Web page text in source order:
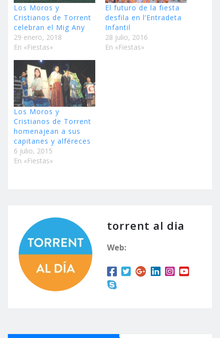
Los Moros y
Cristianos de Torrent
celebran el Mig Any
29 enero, 2018
En «Fiestas»
El futuro de la fiesta
desfila en l’Entradeta
Infantil
28 julio, 2016
En «Fiestas»
Los Moros y
Cristianos de Torrent
homenajean a sus
capitanes y alféreces
6 julio, 2015
En «Fiestas»
torrent al dia
Web: